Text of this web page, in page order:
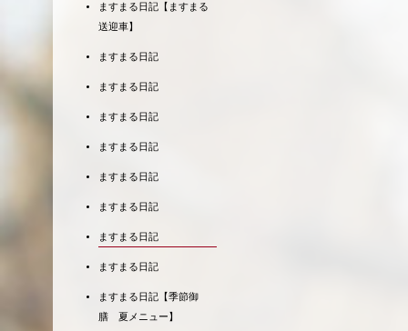
ますまる日記【ますまる
送迎車】
ますまる日記
ますまる日記
ますまる日記
ますまる日記
ますまる日記
ますまる日記
ますまる日記
ますまる日記
ますまる日記【季節御
膳 夏メニュー】